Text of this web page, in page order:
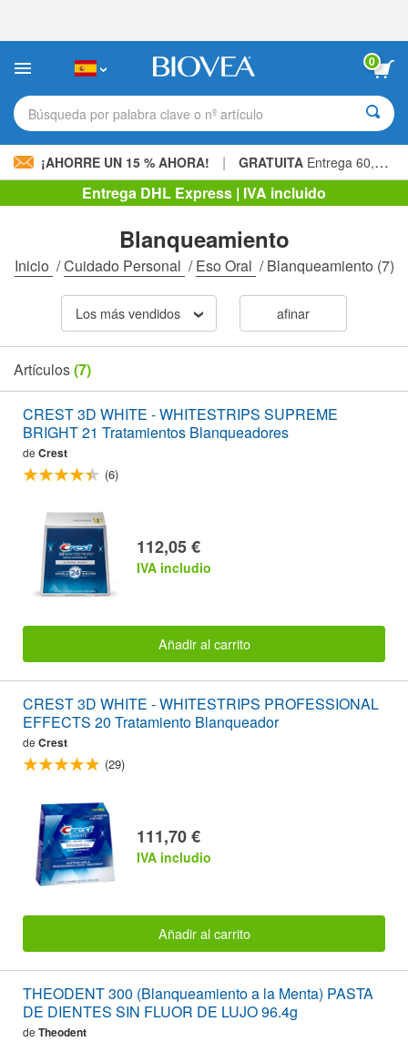
sitio
incluye
sistema
de
0
Búsqueda por palabra clave o nº artículo
¡AHORRE UN 15 % AHORA! | GRATUITA Entrega 60,00 € »
Entrega DHL Express | IVA incluido
Blanqueamiento
Inicio /Cuidado Personal /Eso Oral /Blanqueamiento (7)
Los más vendidos afinar
Artículos(7)
CREST 3D WHITE - WHITESTRIPS SUPREME
BRIGHT 21 Tratamientos Blanqueadores
de Crest
(6)
112,05 €
IVA includio
Añadir al carrito
CREST 3D WHITE - WHITESTRIPS PROFESSIONAL
EFFECTS 20 Tratamiento Blanqueador
de Crest
(29)
111,70 €
IVA includio
Añadir al carrito
THEODENT 300 (Blanqueamiento a la Menta) PASTA
DE DIENTES SIN FLUOR DE LUJO 96.4g
de Theodent